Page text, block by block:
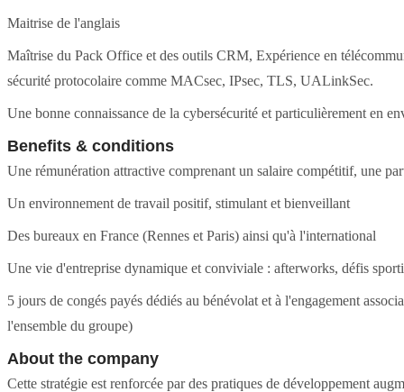
Maitrise de l'anglais
Maîtrise du Pack Office et des outils CRM, Expérience en
sécurité protocolaire comme MACsec, IPsec, TLS, UALinkSec.
Une bonne connaissance de la cybersécurité et particulièrement en
Benefits & conditions
Une rémunération attractive comprenant un salaire compétitif, une
Un environnement de travail positif, stimulant et bienveillant
Des bureaux en France (Rennes et Paris) ainsi qu'à l'international
Une vie d'entreprise dynamique et conviviale : afterworks, défis
5 jours de congés payés dédiés au bénévolat et à l'engagement
l'ensemble du groupe)
About the company
Cette stratégie est renforcée par des pratiques de développement